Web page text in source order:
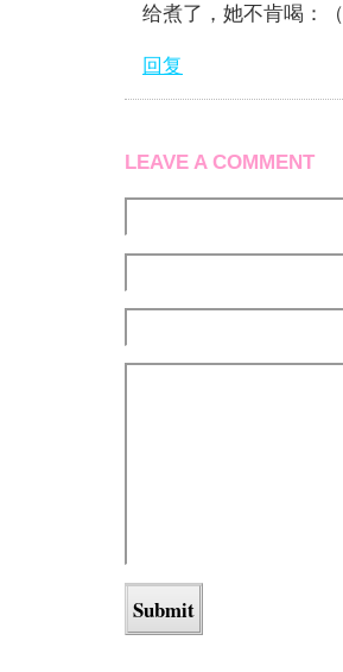
给煮了，她不肯喝：（
回复
LEAVE A COMMENT